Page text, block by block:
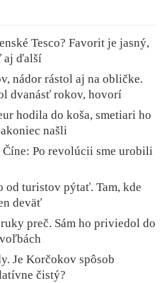
Tesco? Favorit je jasný,
aj ďalší
nádor rástol aj na obličke.
dvanásť rokov, hovorí
hodila do koša, smetiari ho
našli
Po revolúcii sme urobili
od turistov pýtať. Tam, kde
deväť
preč. Sám ho priviedol do
Je Korčokov spôsob
čistý?